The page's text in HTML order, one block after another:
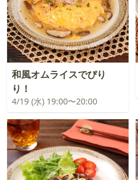
和風オムライスでぴり
り！
4/19 (水) 19:00〜20:00